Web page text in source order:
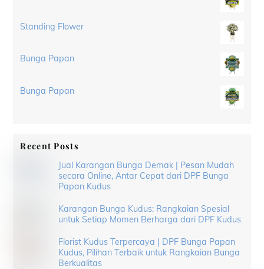
Standing Flower
Bunga Papan
Bunga Papan
Recent Posts
Jual Karangan Bunga Demak | Pesan Mudah
secara Online, Antar Cepat dari DPF Bunga
Papan Kudus
Karangan Bunga Kudus: Rangkaian Spesial
untuk Setiap Momen Berharga dari DPF Kudus
Florist Kudus Terpercaya | DPF Bunga Papan
Kudus, Pilihan Terbaik untuk Rangkaian Bunga
Berkualitas